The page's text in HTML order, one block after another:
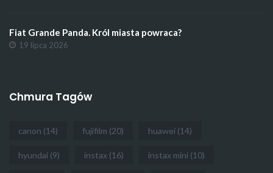
Fiat Grande Panda. Król miasta powraca?
19 lipca 2026
Chmura Tagów
canon (14) fujifilm (20) huawei (14)
hyundai (9) instax (16) instax mini (10)